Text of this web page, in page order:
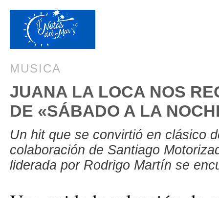
MUSICA
JUANA LA LOCA NOS
DE «SÁBADO A LA
Un hit que se convirtió en clásico
colaboración de Santiago
liderada por Rodrigo Martín se